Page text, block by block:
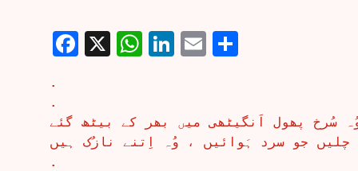
Facebook
X WhatsApp
LinkedIn
EmailShare
.
.
سُرخ پھول اَنگیٹھی میں بھر کے بیٹھ گئے
چلیں جو سرد ہَوائیں ، وُہ اِتنے نازُک ہیں
.